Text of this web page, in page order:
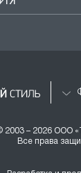
2003 – 2026 ООО
Все права